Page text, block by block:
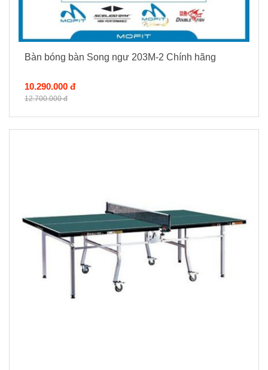
Bàn bóng bàn Song ngư 203M-2 Chính hãng
10.290.000 đ
12.700.000 đ